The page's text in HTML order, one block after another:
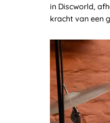
in Discworld,
kracht van een